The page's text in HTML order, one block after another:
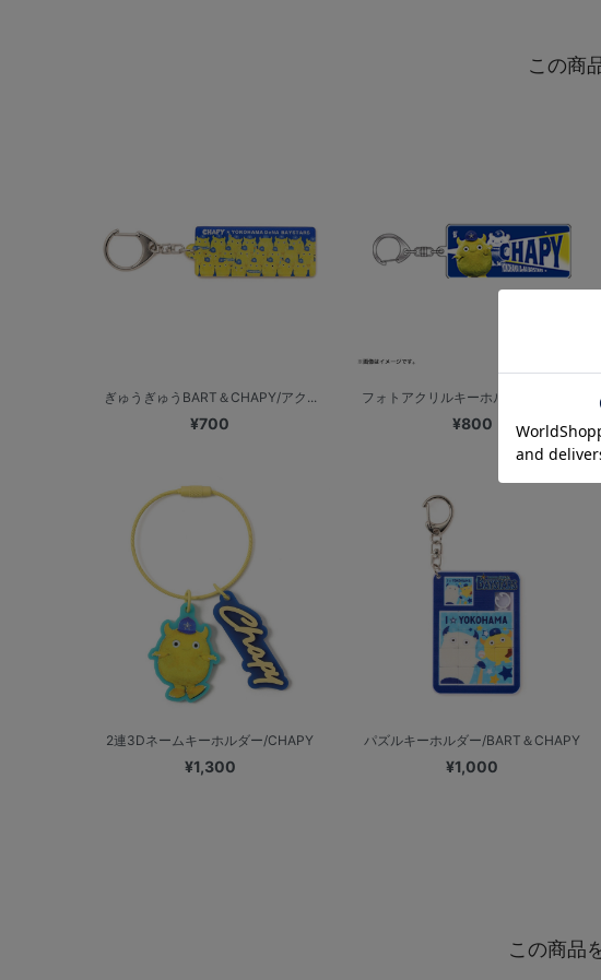
この商
ぎゅうぎゅうBART＆CHAPY/アク...
¥700
フォトアクリルキーホルダー/CHAPY
¥800
2連3Dネームキーホルダー/CHAPY
¥1,300
パズルキーホルダー/BART＆CHAPY
¥1,000
この商品